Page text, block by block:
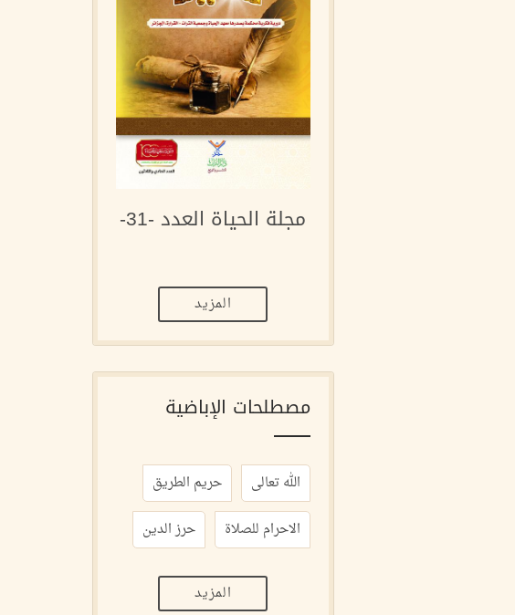
مجلة الحياة العدد -31-
المزيد
مصطلحات الإباضية
الله تعالى
حريم الطريق
الاحرام للصلاة
حرز الدين
المزيد